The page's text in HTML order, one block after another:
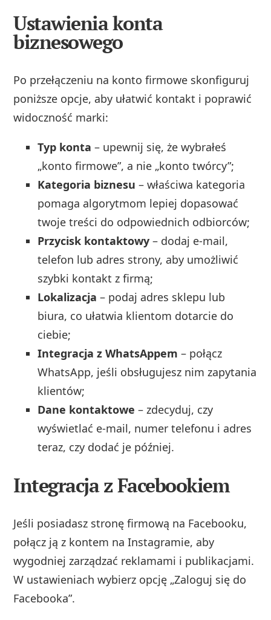
Ustawienia konta
biznesowego
Po przełączeniu na konto firmowe skonfiguruj
poniższe opcje, aby ułatwić kontakt i poprawić
widoczność marki:
Typ konta – upewnij się, że wybrałeś
„konto firmowe”, a nie „konto twórcy”;
Kategoria biznesu – właściwa kategoria
pomaga algorytmom lepiej dopasować
twoje treści do odpowiednich odbiorców;
Przycisk kontaktowy – dodaj e-mail,
telefon lub adres strony, aby umożliwić
szybki kontakt z firmą;
Lokalizacja – podaj adres sklepu lub
biura, co ułatwia klientom dotarcie do
ciebie;
Integracja z WhatsAppem – połącz
WhatsApp, jeśli obsługujesz nim zapytania
klientów;
Dane kontaktowe – zdecyduj, czy
wyświetlać e-mail, numer telefonu i adres
teraz, czy dodać je później.
Integracja z Facebookiem
Jeśli posiadasz stronę firmową na Facebooku,
połącz ją z kontem na Instagramie, aby
wygodniej zarządzać reklamami i publikacjami.
W ustawieniach wybierz opcję „Zaloguj się do
Facebooka”.